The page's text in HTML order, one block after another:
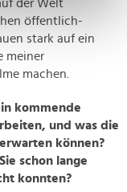
identifizieren
Daten
im
Anzeigen zu
anbieten
zu
zu Ihrer
Partner für
der Welt
öffentlich-
stark auf ein
meiner
machen.
in kommende
und was die
können?
schon lange
konnten?